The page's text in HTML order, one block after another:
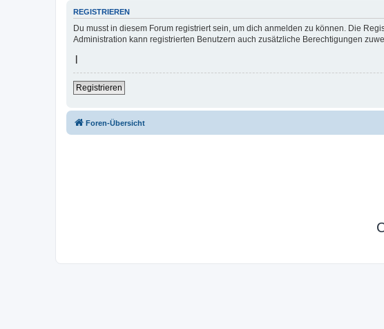
REGISTRIEREN
Du musst in diesem Forum registriert sein, um dich anmelden zu können. Die
Administration kann registrierten Benutzern auch zusätzliche Berechtigungen
|
Registrieren
Foren-Übersicht